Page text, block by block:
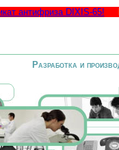
антифриза DIXIS-65!
Разработка и